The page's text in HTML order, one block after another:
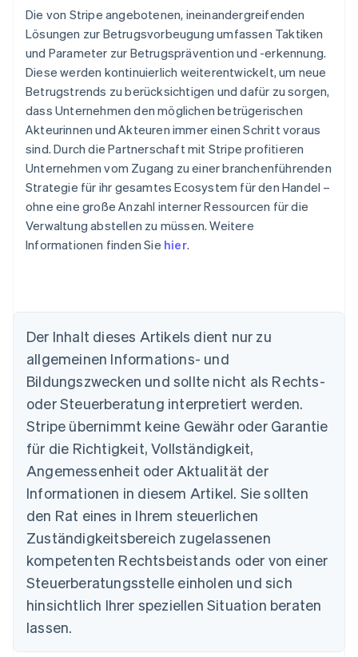
Die von Stripe angebotenen, ineinandergreifenden
Lösungen zur Betrugsvorbeugung umfassen Taktiken
und Parameter zur Betrugsprävention und -erkennung.
Diese werden kontinuierlich weiterentwickelt, um neue
Betrugstrends zu berücksichtigen und dafür zu sorgen,
dass Unternehmen den möglichen betrügerischen
Akteurinnen und Akteuren immer einen Schritt voraus
sind. Durch die Partnerschaft mit Stripe profitieren
Unternehmen vom Zugang zu einer branchenführenden
Strategie für ihr gesamtes Ecosystem für den Handel –
ohne eine große Anzahl interner Ressourcen für die
Verwaltung abstellen zu müssen. Weitere
Informationen finden Sie hier.
Der Inhalt dieses Artikels dient nur zu
allgemeinen Informations- und
Bildungszwecken und sollte nicht als Rechts-
oder Steuerberatung interpretiert werden.
Stripe übernimmt keine Gewähr oder Garantie
für die Richtigkeit, Vollständigkeit,
Angemessenheit oder Aktualität der
Informationen in diesem Artikel. Sie sollten
den Rat eines in Ihrem steuerlichen
Zuständigkeitsbereich zugelassenen
kompetenten Rechtsbeistands oder von einer
Steuerberatungsstelle einholen und sich
hinsichtlich Ihrer speziellen Situation beraten
lassen.
Australien
English
Belgien
Brasilien
PortuguêsEnglish
Bulgarien
English
Dänemark
English
DeutschEnglish
Estland
English
Festlandchina
简体中文English
Finnland
Frankreich
FrançaisEnglish